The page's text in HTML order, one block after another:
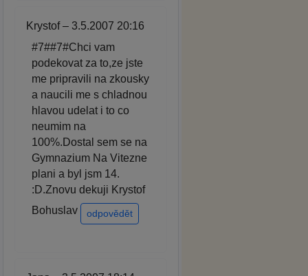
Krystof – 3.5.2007 20:16
#7##7#Chci vam
podekovat za to,ze jste
me pripravili na zkousky
a naucili me s chladnou
hlavou udelat i to co
neumim na
100%.Dostal sem se na
Gymnazium Na Vitezne
plani a byl jsm 14.
:D.Znovu dekuji Krystof
Bohuslav
odpovědět